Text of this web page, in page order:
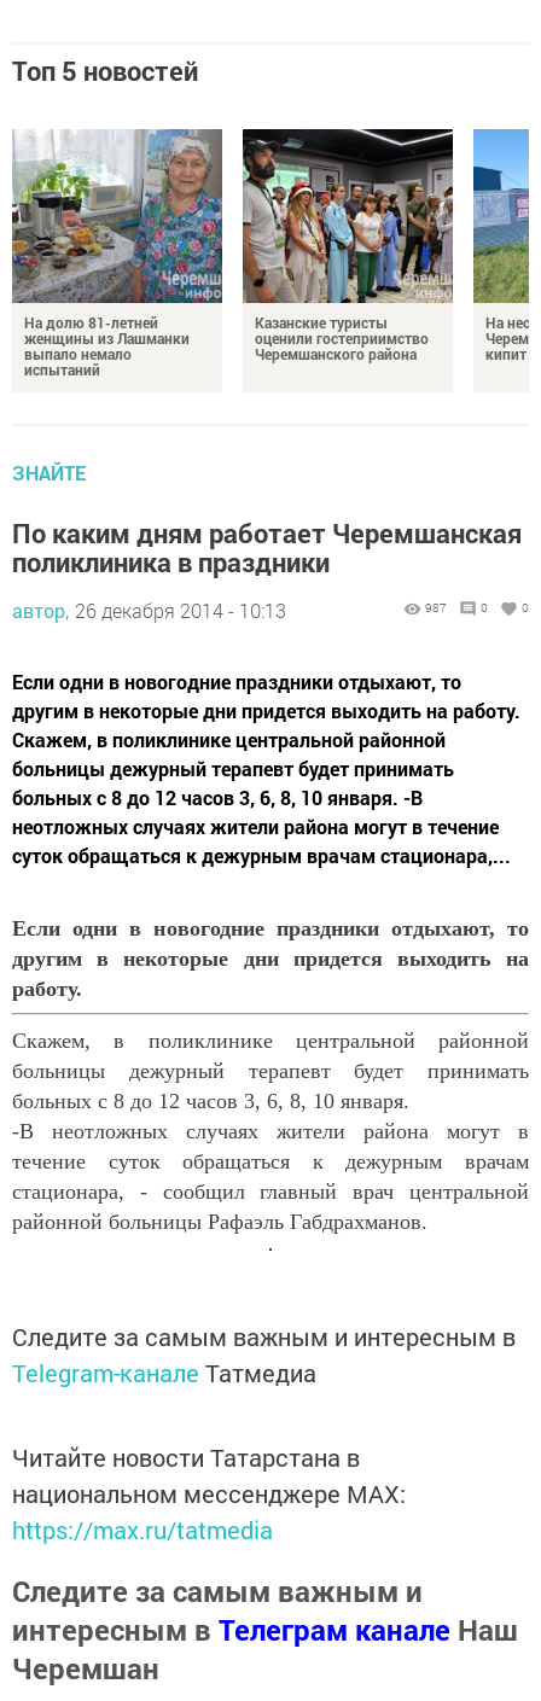
Топ 5 новостей
На долю 81-летней
женщины из Лашманки
выпало немало
испытаний
Казанские туристы
оценили гостеприимство
Черемшанского района
На
кипит
ЗНАЙТЕ
По каким дням работает Черемшанская
поликлиника в праздники
автор, 26 декабря 2014 - 10:13 987 0 0
Если одни в новогодние праздники отдыхают, то
другим в некоторые дни придется выходить на работу.
Скажем, в поликлинике центральной районной
больницы дежурный терапевт будет принимать
больных с 8 до 12 часов 3, 6, 8, 10 января. -В
неотложных случаях жители района могут в течение
суток обращаться к дежурным врачам стационара,...
Если одни в новогодние праздники отдыхают, то
другим в некоторые дни придется выходить на
работу.
Скажем, в поликлинике центральной районной
больницы дежурный терапевт будет принимать
больных с 8 до 12 часов 3, 6, 8, 10 января.
-В неотложных случаях жители района могут в
течение суток обращаться к дежурным врачам
стационара, - сообщил главный врач центральной
районной больницы Рафаэль Габдрахманов.
Следите за самым важным и интересным в
Telegram-канале Татмедиа
Читайте новости Татарстана в
национальном мессенджере MАХ:
https://max.ru/tatmedia
Следите за самым важным и
интересным в Телеграм канале Наш
Черемшан